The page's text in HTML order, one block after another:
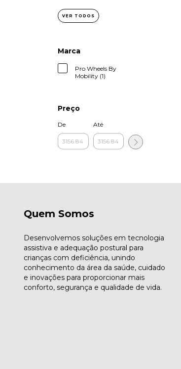
VER TODOS
Marca
Pro Wheels By
Mobility (1)
Preço
De Até
Quem Somos
Desenvolvemos soluções em tecnologia
assistiva e adequação postural para
crianças com deficiência, unindo
conhecimento da área da saúde, cuidado
e inovações para proporcionar mais
conforto, segurança e qualidade de vida.